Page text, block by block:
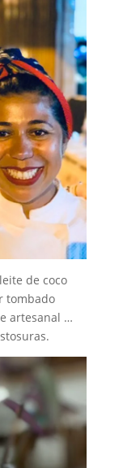
de coco
tombado
artesanal …